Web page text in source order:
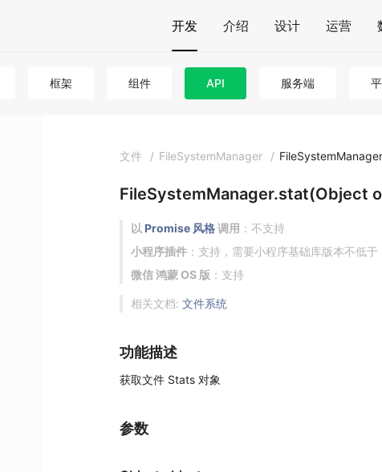
开发 介绍 设计 运营
框架 组件 API 服务端
文件 / FileSystemManager /
FileSystemManager.stat(Object
以 Promise 风格调用 ：不支持
小程序插件 ：支持，需要小程序基础库版本不低于
微信 鸿蒙 OS 版 ：支持
相关文档: 文件系统
功能描述
获取文件 Stats 对象
参数